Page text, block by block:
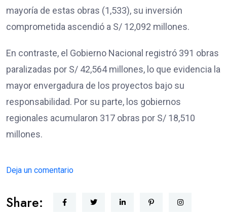
mayoría de estas obras (1,533), su inversión
comprometida ascendió a S/ 12,092 millones.
En contraste, el Gobierno Nacional registró 391 obras
paralizadas por S/ 42,564 millones, lo que evidencia la
mayor envergadura de los proyectos bajo su
responsabilidad. Por su parte, los gobiernos
regionales acumularon 317 obras por S/ 18,510
millones.
Deja un comentario
Share: